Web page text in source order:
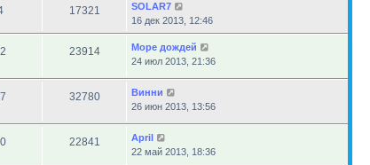
17321
SOLAR7
16 дек 2013, 12:46
23914
Море дождей
24 июл 2013, 21:36
32780
Винни
26 июн 2013, 13:56
22841
April
22 май 2013, 18:36